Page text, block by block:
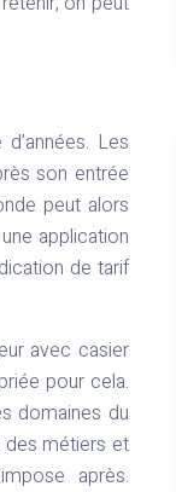
Les
son entrée
peut alors
application
de tarif
avec casier
pour cela.
domaines du
des métiers et
après.